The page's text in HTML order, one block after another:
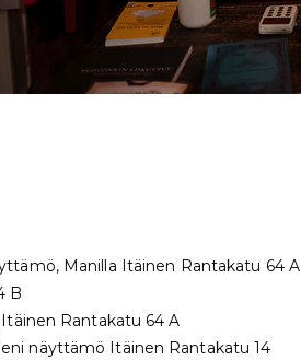
Manilla Itäinen Rantakatu 64 A
B
Itäinen Rantakatu 64 A
näyttämö Itäinen Rantakatu 14